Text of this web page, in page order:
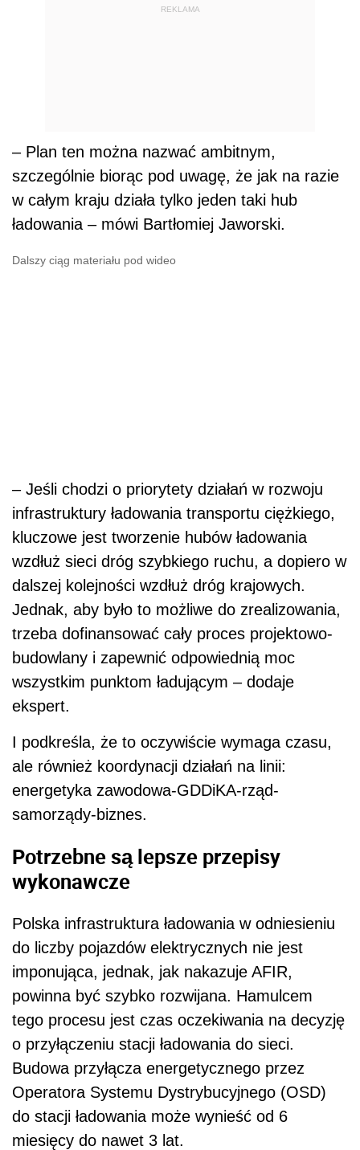
REKLAMA
– Plan ten można nazwać ambitnym,
szczególnie biorąc pod uwagę, że jak na razie
w całym kraju działa tylko jeden taki hub
ładowania – mówi Bartłomiej Jaworski.
Dalszy ciąg materiału pod wideo
– Jeśli chodzi o priorytety działań w rozwoju
infrastruktury ładowania transportu ciężkiego,
kluczowe jest tworzenie hubów ładowania
wzdłuż sieci dróg szybkiego ruchu, a dopiero w
dalszej kolejności wzdłuż dróg krajowych.
Jednak, aby było to możliwe do zrealizowania,
trzeba dofinansować cały proces projektowo-
budowlany i zapewnić odpowiednią moc
wszystkim punktom ładującym – dodaje
ekspert.
I podkreśla, że to oczywiście wymaga czasu,
ale również koordynacji działań na linii:
energetyka zawodowa-GDDiKA-rząd-
samorządy-biznes.
Potrzebne są lepsze przepisy
wykonawcze
Polska infrastruktura ładowania w odniesieniu
do liczby pojazdów elektrycznych nie jest
imponująca, jednak, jak nakazuje AFIR,
powinna być szybko rozwijana. Hamulcem
tego procesu jest czas oczekiwania na decyzję
o przyłączeniu stacji ładowania do sieci.
Budowa przyłącza energetycznego przez
Operatora Systemu Dystrybucyjnego (OSD)
do stacji ładowania może wynieść od 6
miesięcy do nawet 3 lat.